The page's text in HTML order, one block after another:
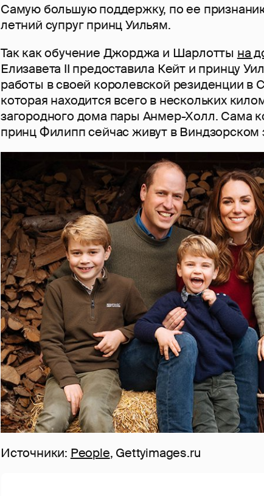
Самую большую поддержку, по ее
летний супруг принц Уильям.
Так как обучение Джорджа и Шарлотты на
Елизавета II предоставила Кейт и принцу
работы в своей королевской резиденции в
которая находится всего в нескольких
загородного дома пары Анмер-Холл. Сама
принц Филипп сейчас живут в Виндзорском
Источники: People, Gettyimages.ru